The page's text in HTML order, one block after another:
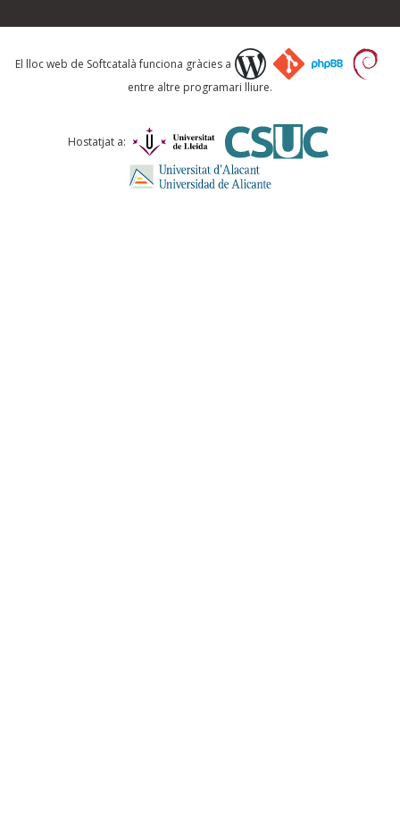
Què proposeu?
Comentari *
El lloc web de Softcatalà funciona gràcies a
entre altre programari lliure.
Hostatjat a: